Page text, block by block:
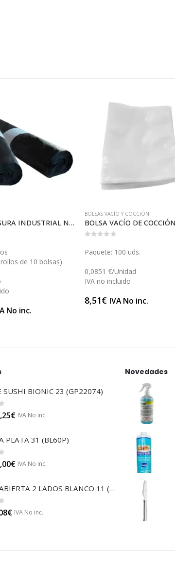
BOLSA BASURA INDUSTRIAL NEGRA GRANDE (B010)
de 10 bolsas)
No inc.
BOLSAS VACÍO Y COCCIÓN
Paquete: 100 uds.
0,0851 €/Unidad
IVA no incluido
8,51€ IVA No inc.
SUSHI BIONIC 23 (GP22074)
€ IVA No inc.
PLATA 31 (BL60P)
€ IVA No inc.
BOLSA ABIERTA 2 LADOS BLANCO 11 (GP25511)
€ IVA No inc.
Novedades